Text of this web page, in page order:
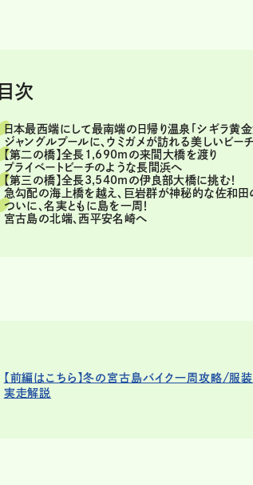
目次
日本最西端にして最南端の日帰り温泉「シギラ黄金
ジャングルプールに、ウミガメが訪れる美しいビー
【第二の橋】全長1,690mの来間大橋を渡り
プライベートビーチのような長間浜へ
【第三の橋】全長3,540mの伊良部大橋に挑む！
急勾配の海上橋を越え、巨岩群が神秘的な佐和田
ついに、名実ともに島を一周！
宮古島の北端、西平安名崎へ
【前編はこちら】冬の宮古島バイク一周攻略/服
実走解説